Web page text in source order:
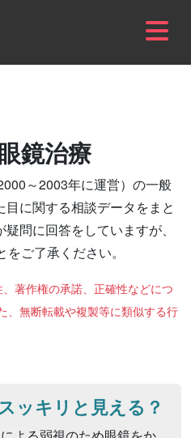
鏡治療
～2003年に運営）の一般
に関する相談データをまと
問に回答をしていますが、
ご了承ください。
著作権の承諾、正確性などにつ
、無断転載や複製等に類似する行
ッキリと見える？